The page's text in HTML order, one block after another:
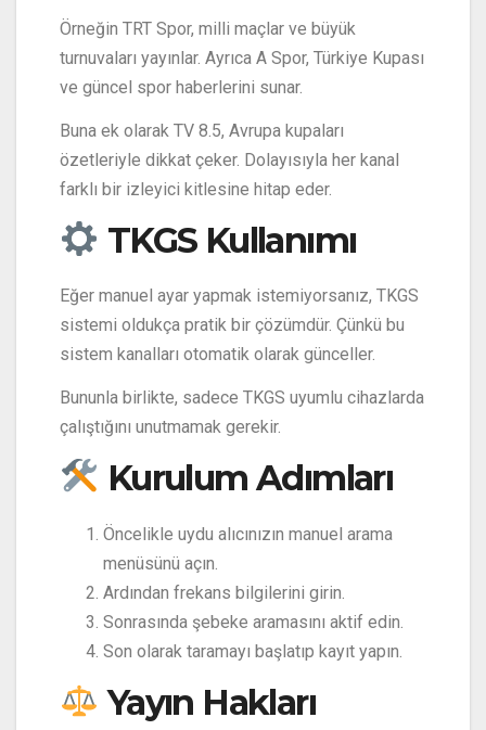
Örneğin TRT Spor, milli maçlar ve büyük
turnuvaları yayınlar. Ayrıca A Spor, Türkiye Kupası
ve güncel spor haberlerini sunar.
Buna ek olarak TV 8.5, Avrupa kupaları
özetleriyle dikkat çeker. Dolayısıyla her kanal
farklı bir izleyici kitlesine hitap eder.
TKGS Kullanımı
Eğer manuel ayar yapmak istemiyorsanız, TKGS
sistemi oldukça pratik bir çözümdür. Çünkü bu
sistem kanalları otomatik olarak günceller.
Bununla birlikte, sadece TKGS uyumlu cihazlarda
çalıştığını unutmamak gerekir.
Kurulum Adımları
Öncelikle uydu alıcınızın manuel arama
menüsünü açın.
Ardından frekans bilgilerini girin.
Sonrasında şebeke aramasını aktif edin.
Son olarak taramayı başlatıp kayıt yapın.
Yayın Hakları